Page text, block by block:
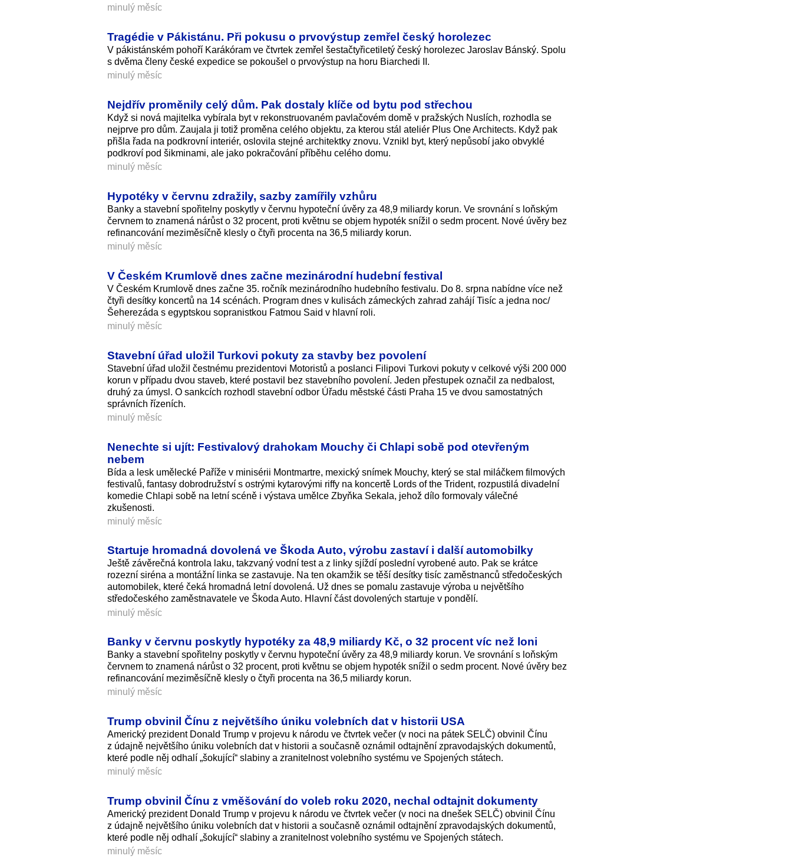
minulý měsíc
Tragédie v Pákistánu. Při pokusu o prvovýstup zemřel český horolezec
V pákistánském pohoří Karákóram ve čtvrtek zemřel šestačtyřicetiletý český horolezec Jaroslav Bánský. Spolu
s dvěma členy české expedice se pokoušel o prvovýstup na horu Biarchedi II.
minulý měsíc
Nejdřív proměnily celý dům. Pak dostaly klíče od bytu pod střechou
Když si nová majitelka vybírala byt v rekonstruovaném pavlačovém domě v pražských Nuslích, rozhodla se
nejprve pro dům. Zaujala ji totiž proměna celého objektu, za kterou stál ateliér Plus One Architects. Když pak
přišla řada na podkrovní interiér, oslovila stejné architektky znovu. Vznikl byt, který nepůsobí jako obvyklé
podkroví pod šikminami, ale jako pokračování příběhu celého domu.
minulý měsíc
Hypotéky v červnu zdražily, sazby zamířily vzhůru
Banky a stavební spořitelny poskytly v červnu hypoteční úvěry za 48,9 miliardy korun. Ve srovnání s loňským
červnem to znamená nárůst o 32 procent, proti květnu se objem hypoték snížil o sedm procent. Nové úvěry bez
refinancování meziměsíčně klesly o čtyři procenta na 36,5 miliardy ko­run.
minulý měsíc
V Českém Krumlově dnes začne mezinárodní hudební festival
V Českém Krumlově dnes začne 35. ročník mezinárodního hudebního festivalu. Do 8. srpna nabídne více než
čtyři desítky koncertů na 14 scénách. Program dnes v kulisách zámeckých zahrad zahájí Tisíc a jedna noc/
Šeherezáda s egyptskou sopranistkou Fatmou Said v hlavní roli.
minulý měsíc
Stavební úřad uložil Turkovi pokuty za stavby bez povolení
Stavební úřad uložil čestnému prezidentovi Motoristů a poslanci Filipovi Turkovi pokuty v celkové výši 200 000
korun v případu dvou staveb, které postavil bez stavebního povolení. Jeden přestupek označil za nedbalost,
druhý za úmysl. O sankcích rozhodl stavební odbor Úřadu městské části Praha 15 ve dvou samostatných
správních řízeních.
minulý měsíc
Nenechte si ujít: Festivalový drahokam Mouchy či Chlapi sobě pod otevřeným
nebem
Bída a lesk umělecké Paříže v minisérii Montmartre, mexický snímek Mouchy, který se stal miláčkem filmových
festivalů, fantasy dobrodružství s ostrými kytarovými riffy na koncertě Lords of the Trident, rozpustilá divadelní
komedie Chlapi sobě na letní scéně i výstava umělce Zbyňka Sekala, jehož dílo formovaly válečné
zkušenosti.
minulý měsíc
Startuje hromadná dovolená ve Škoda Auto, výrobu zastaví i další automobilky
Ještě závěrečná kontrola laku, takzvaný vodní test a z linky sjíždí poslední vyrobené auto. Pak se krátce
rozezní siréna a montážní linka se zastavuje. Na ten okamžik se těší desítky tisíc zaměstnanců středočeských
automobilek, které čeká hromadná letní dovolená. Už dnes se pomalu zastavuje výroba u největšího
středočeského zaměstnavatele ve Škoda Auto. Hlavní část dovolených startuje v pondělí.
minulý měsíc
Banky v červnu poskytly hypotéky za 48,9 miliardy Kč, o 32 procent víc než loni
Banky a stavební spořitelny poskytly v červnu hypoteční úvěry za 48,9 miliardy korun. Ve srovnání s loňským
červnem to znamená nárůst o 32 procent, proti květnu se objem hypoték snížil o sedm procent. Nové úvěry bez
refinancování meziměsíčně klesly o čtyři procenta na 36,5 miliardy ko­run.
minulý měsíc
Trump obvinil Čínu z největšího úniku volebních dat v historii USA
Americký prezident Donald Trump v projevu k národu ve čtvrtek večer (v noci na pátek SELČ) obvinil Čínu
z údajně největšího úniku volebních dat v historii a současně oznámil odtajnění zpravodajských dokumentů,
které podle něj odhalí „šokující“ slabiny a zranitelnost volebního systému ve Spojených státech.
minulý měsíc
Trump obvinil Čínu z vměšování do voleb roku 2020, nechal odtajnit dokumenty
Americký prezident Donald Trump v projevu k národu ve čtvrtek večer (v noci na dnešek SELČ) obvinil Čínu
z údajně největšího úniku volebních dat v historii a současně oznámil odtajnění zpravodajských dokumentů,
které podle něj odhalí „šokující“ slabiny a zranitelnost volebního systému ve Spojených státech.
minulý měsíc